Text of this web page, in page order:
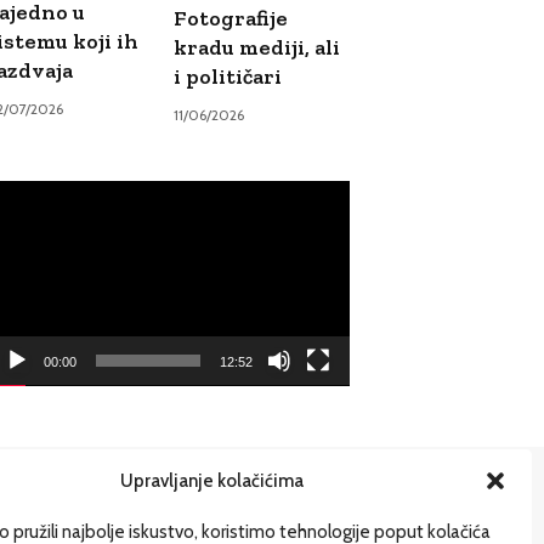
Upravljanje kolačićima
pružili najbolje iskustvo, koristimo tehnologije poput kolačića
u
koji ih
07/2026
Fotografije
kradu mediji, ali
i političari
11/06/2026
00:00 12:52